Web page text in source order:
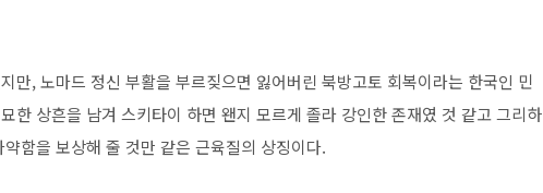
만, 노마드 정신 부활을 부르짖으면 잃어버린 북방고토 회복이라는 한국인 민
한 상흔을 남겨 스키타이 하면 왠지 모르게 졸라 강인한 존재였 것 같고 그리하
함을 보상해 줄 것만 같은 근육질의 상징이다.